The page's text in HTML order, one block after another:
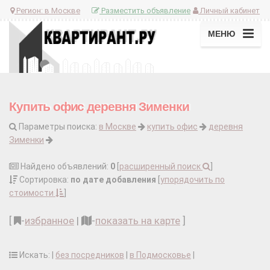
Регион: в Москве Личный кабинет
Разместить объявление
МЕНЮ
Купить офис деревня Зименки
Параметры поиска: в Москве купить офис
деревня
Зименки
Найдено объявлений: 0 расширенный поиск
Сортировка: по дате добавления упорядочить по
стоимости
-избранное | -показать на карте
Искать: | без посредников в Подмосковье